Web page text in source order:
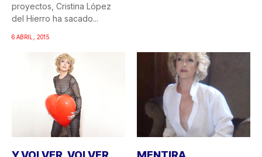
proyectos, Cristina López
del Hierro ha sacado...
6 ABRIL, 2015